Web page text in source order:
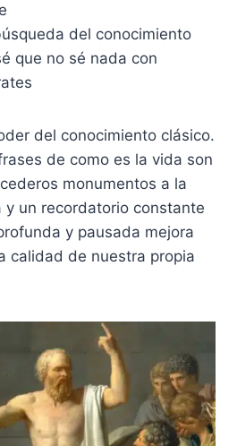
del conocimiento
que no sé nada con
del conocimiento clásico.
de como es la vida son
monumentos a la
y un recordatorio constante
y pausada mejora
calidad de nuestra propia